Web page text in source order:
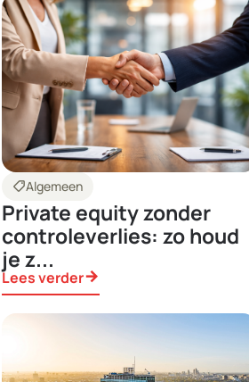
shoppingmodeAlgemeen
Private equity zonder
controleverlies: zo houd
je z...
Lees verderarrow_forward